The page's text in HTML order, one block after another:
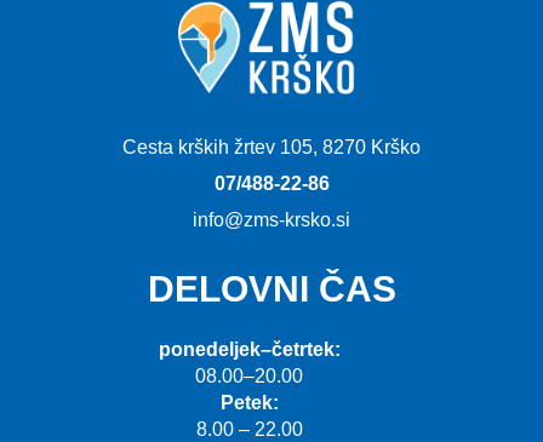
Cesta krških žrtev 105, 8270 Krško
07/488-22-86
info@zms-krsko.si
DELOVNI ČAS
ponedeljek–četrtek:
08.00–20.00
Petek:
8.00 – 22.00